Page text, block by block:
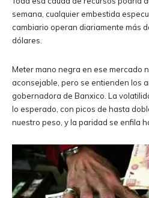
semana, cualquier embestida
cambiario operan diariamente más
dólares.
Meter mano negra en ese mercado
aconsejable, pero se entienden los
gobernadora de Banxico. La
lo esperado, con picos de hasta
nuestro peso, y la paridad se enfila